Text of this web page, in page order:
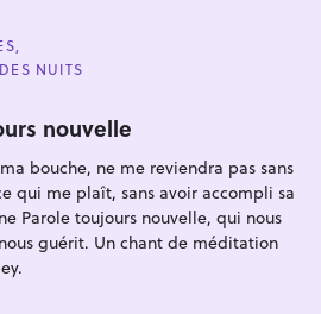
NUITS
nouvelle
bouche, ne me reviendra pas sans
qui me plaît, sans avoir accompli sa
Parole toujours nouvelle, qui nous
guérit. Un chant de méditation